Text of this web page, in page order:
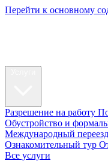
Перейти к основному
Разрешение на работу
Обустройство и
Международный переезд
Ознакомительный тур
Все услуги